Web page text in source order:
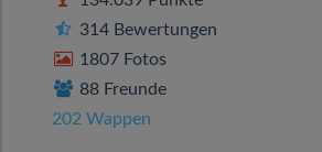
314 Bewertungen
1807 Fotos
88 Freunde
202 Wappen